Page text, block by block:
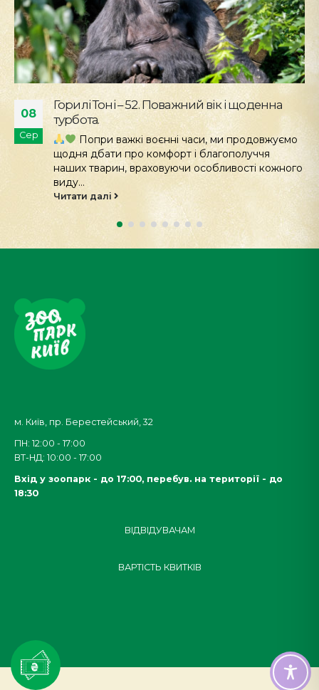
08
Сер
Горилі Тоні – 52. Поважний вік і щоденна
турбота.
Попри важкі воєнні часи, ми продовжуємо
щодня дбати про комфорт і благополуччя
наших тварин, враховуючи особливості кожного
виду...
Читати далі
м. Київ, пр. Берестейський, 32
ПН: 12:00 - 17:00
ВТ-НД: 10:00 - 17:00
Вхід у зоопарк - до 17:00, перебув. на території - до
18:30
ВІДВІДУВАЧАМ
ВАРТІСТЬ КВИТКІВ